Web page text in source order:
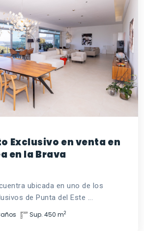
Exclusivo en venta en
en la Brava
ubicada en uno de los
de Punta del Este ...
Sup. 450 m2